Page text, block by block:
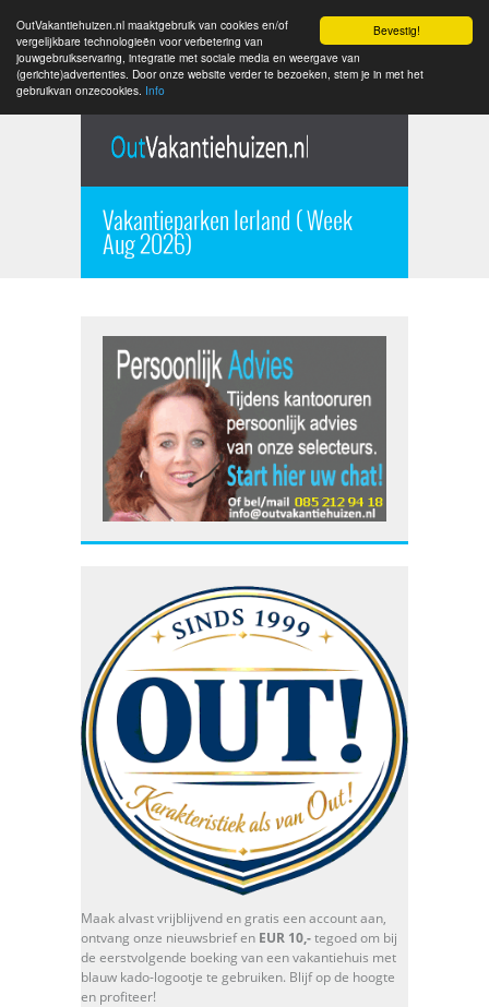
Bevestig!
OutVakantiehuizen.nl maaktgebruik van cookies en/of
vergelijkbare technologieën voor verbetering van
jouwgebruikservaring, integratie met sociale media en weergave van
(gerichte)advertenties. Door onze website verder te bezoeken, stem je in met het
gebruikvan onzecookies. Info
Vakantieparken Ierland ( Week
Aug 2026)
Maak alvast vrijblijvend en gratis een account aan,
ontvang onze nieuwsbrief en EUR 10,-tegoed om bij
de eerstvolgende boeking van een vakantiehuis met
blauw kado-logootje te gebruiken. Blijf op de hoogte
en profiteer!